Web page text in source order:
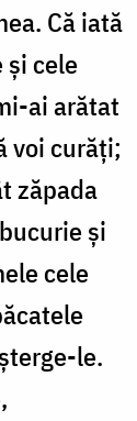
Că iată
și cele
ai arătat
voi curăți;
zăpada
și
cele
le.